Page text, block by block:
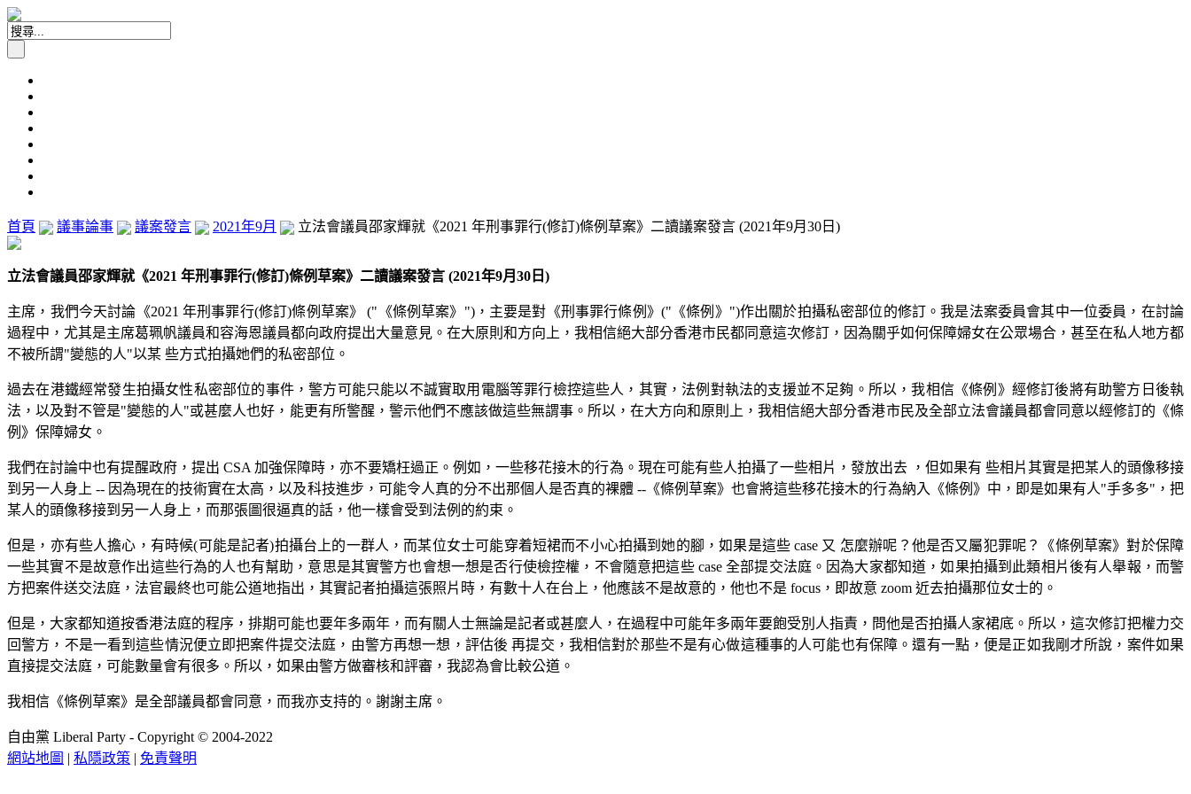
首頁 議事論事 議案發言 2021年9月 立法會議員邵家輝就《2021 年刑事罪行(修訂)條例草案》二讀議案發言 (2021年9月30日)
立法會議員邵家輝就《2021 年刑事罪行(修訂)條例草案》二讀議案發言 (2021年9月30日)
主席，我們今天討論《2021 年刑事罪行(修訂)條例草案》 ("《條例草案》")，主要是對《刑事罪行條例》("《條例》")作出關於拍攝私密部位的修訂。我是法案委員會其中一位委員，在討論
過程中，尤其是主席葛珮帆議員和容海恩議員都向政府提出大量意見。在大原則和方向上，我相信絕大部分香港市民都同意這次修訂，因為關乎如何保障婦女在公眾場合，甚至在私人地方都
不被所謂"變態的人"以某 些方式拍攝她們的私密部位。
過去在港鐵經常發生拍攝女性私密部位的事件，警方可能只能以不誠實取用電腦等罪行檢控這些人，其實，法例對執法的支援並不足夠。所以，我相信《條例》經修訂後將有助警方日後執
法，以及對不管是"變態的人"或甚麼人也好，能更有所警醒，警示他們不應該做這些無謂事。所以，在大方向和原則上，我相信絕大部分香港市民及全部立法會議員都會同意以經修訂的《條
例》保障婦女。
我們在討論中也有提醒政府，提出 CSA 加強保障時，亦不要矯枉過正。例如，一些移花接木的行為。現在可能有些人拍攝了一些相片，發放出去 ，但如果有 些相片其實是把某人的頭像移接
到另一人身上 -- 因為現在的技術實在太高，以及科技進步，可能令人真的分不出那個人是否真的裸體 --《條例草案》也會將這些移花接木的行為納入《條例》中，即是如果有人"手多多"，把
某人的頭像移接到另一人身上，而那張圖很逼真的話，他一樣會受到法例的約束。
但是，亦有些人擔心，有時候(可能是記者)拍攝台上的一群人，而某位女士可能穿着短裙而不小心拍攝到她的腳，如果是這些 case 又 怎麼辦呢？他是否又屬犯罪呢？《條例草案》對於保障
一些其實不是故意作出這些行為的人也有幫助，意思是其實警方也會想一想是否行使檢控權，不會隨意把這些 case 全部提交法庭。因為大家都知道，如果拍攝到此類相片後有人舉報，而警
方把案件送交法庭，法官最終也可能公道地指出，其實記者拍攝這張照片時，有數十人在台上，他應該不是故意的，他也不是 focus，即故意 zoom 近去拍攝那位女士的。
但是，大家都知道按香港法庭的程序，排期可能也要年多兩年，而有關人士無論是記者或甚麼人，在過程中可能年多兩年要飽受別人指責，問他是否拍攝人家裙底。所以，這次修訂把權力交
回警方，不是一看到這些情況便立即把案件提交法庭，由警方再想一想，評估後 再提交，我相信對於那些不是有心做這種事的人可能也有保障。還有一點，便是正如我剛才所說，案件如果
直接提交法庭，可能數量會有很多。所以，如果由警方做審核和評審，我認為會比較公道。
我相信《條例草案》是全部議員都會同意，而我亦支持的。謝謝主席。
自由黨 Liberal Party - Copyright © 2004-2022
網站地圖 | 私隱政策 | 免責聲明